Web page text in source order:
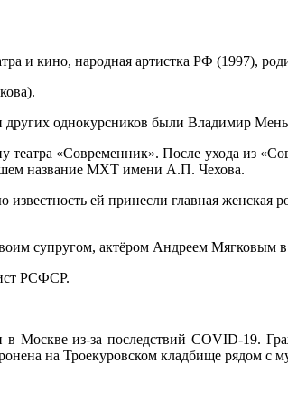
и кино, народная артистка РФ (1997),
других однокурсников были Владимир
«Современник». После ухода из
название МХТ имени А.П. Чехова.
ей принесли главная
супругом, актёром Андреем Мягковым в
РСФСР.
в Москве из-за последствий COVID-
на Троекуровском кладбище рядом с